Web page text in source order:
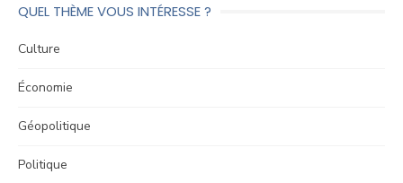
QUEL THÈME VOUS INTÉRESSE ?
Culture
Économie
Géopolitique
Politique